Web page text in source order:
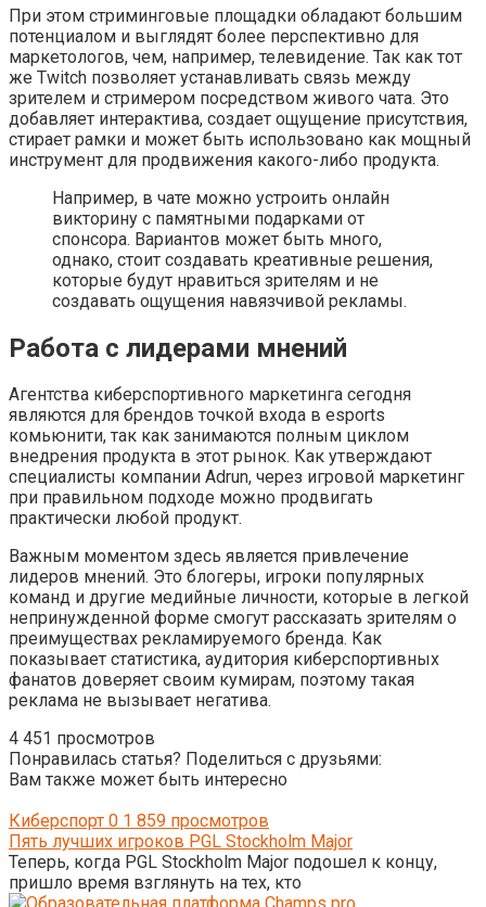
При этом стриминговые площадки обладают большим
потенциалом и выглядят более перспективно для
маркетологов, чем, например, телевидение. Так как тот
же Twitch позволяет устанавливать связь между
зрителем и стримером посредством живого чата. Это
добавляет интерактива, создает ощущение присутствия,
стирает рамки и может быть использовано как мощный
инструмент для продвижения какого-либо продукта.
Например, в чате можно устроить онлайн
викторину с памятными подарками от
спонсора. Вариантов может быть много,
однако, стоит создавать креативные решения,
которые будут нравиться зрителям и не
создавать ощущения навязчивой рекламы.
Работа с лидерами мнений
Агентства киберспортивного маркетинга сегодня
являются для брендов точкой входа в esports
комьюнити, так как занимаются полным циклом
внедрения продукта в этот рынок. Как утверждают
специалисты компании Adrun, через игровой маркетинг
при правильном подходе можно продвигать
практически любой продукт.
Важным моментом здесь является привлечение
лидеров мнений. Это блогеры, игроки популярных
команд и другие медийные личности, которые в легкой
непринужденной форме смогут рассказать зрителям о
преимуществах рекламируемого бренда. Как
показывает статистика, аудитория киберспортивных
фанатов доверяет своим кумирам, поэтому такая
реклама не вызывает негатива.
4 451 просмотров
Понравилась статья? Поделиться с друзьями:
Вам также может быть интересно
Киберспорт 0 1 859 просмотров
Пять лучших игроков PGL Stockholm Major
Теперь, когда PGL Stockholm Major подошел к концу,
пришло время взглянуть на тех, кто